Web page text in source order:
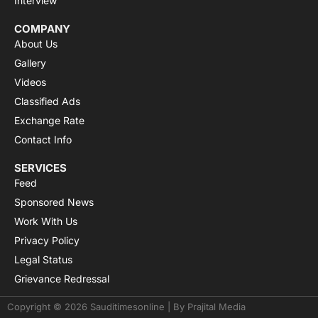
COMPANY
About Us
Gallery
Videos
Classified Ads
Exchange Rate
Contact Info
SERVICES
Feed
Sponsored News
Work With Us
Privacy Policy
Legal Status
Grievance Redressal
Copyright © 2026 Sauditimesonline | By Prajital Media